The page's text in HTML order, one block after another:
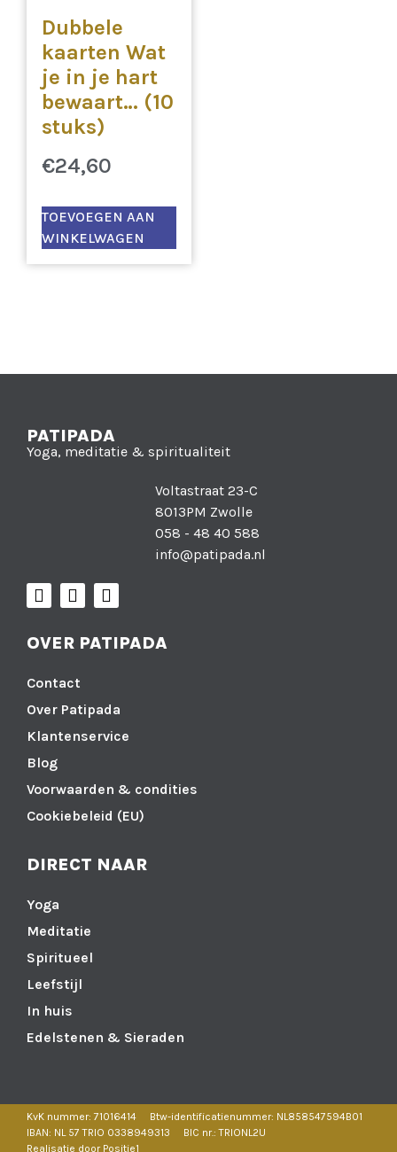
Dubbele
kaarten Wat
je in je hart
bewaart… (10
stuks)
€24,60
TOEVOEGEN AAN
WINKELWAGEN
PATIPADA
Yoga, meditatie & spiritualiteit
Voltastraat 23-C
8013PM Zwolle
058 - 48 40 588
info@patipada.nl
OVER PATIPADA
Contact
Over Patipada
Klantenservice
Blog
Voorwaarden & condities
Cookiebeleid (EU)
DIRECT NAAR
Yoga
Meditatie
Spiritueel
Leefstijl
In huis
Edelstenen & Sieraden
KvK nummer: 71016414
Btw-identificatienummer: NL858547594B01
IBAN: NL 57 TRIO 0338949313
BIC nr.: TRIONL2U
Realisatie door Positie1